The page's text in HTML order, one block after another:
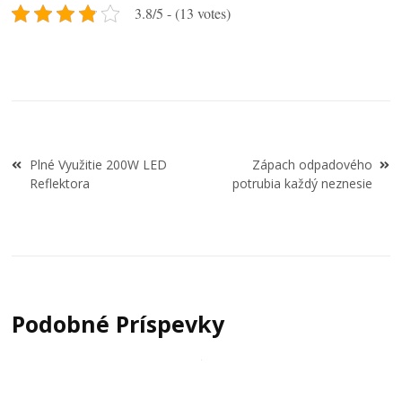
3.8/5 - (13 votes)
Navigace
pro
Plné Využitie 200W LED
Reflektora
Zápach odpadového
potrubia každý neznesie
Podobné Príspevky